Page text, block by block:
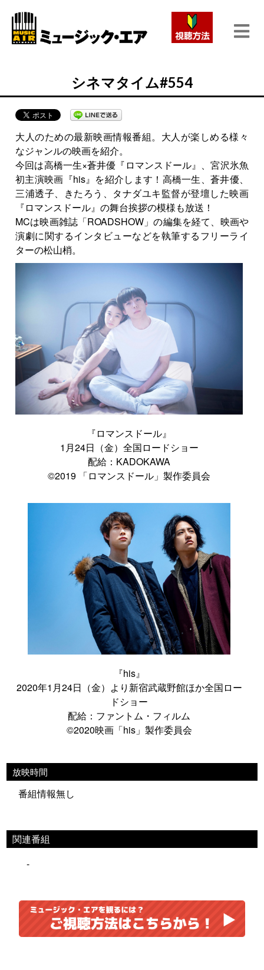
シネマタイム#554
大人のための最新映画情報番組。大人が楽しめる様々
なジャンルの映画を紹介。
今回は高橋一生×蒼井優『ロマンスドール』、宮沢氷魚
初主演映画『his』を紹介します！高橋一生、蒼井優、
三浦透子、きたろう、タナダユキ監督が登壇した映画
『ロマンスドール』の舞台挨拶の模様も放送！
MCは映画雑誌「ROADSHOW」の編集を経て、映画や
演劇に関するインタビューなどを執筆するフリーライ
ターの松山梢。
『ロマンスドール』
1月24日（金）全国ロードショー
配給：KADOKAWA
©2019 「ロマンスドール」製作委員会
『his』
2020年1月24日（金）より新宿武蔵野館ほか全国ロー
ドショー
配給：ファントム・フィルム
©2020映画「his」製作委員会
放映時間
番組情報無し
関連番組
-